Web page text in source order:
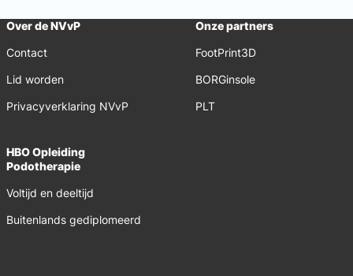
Over de NVvP
Contact
Lid worden
Privacyverklaring NVvP
Onze partners
FootPrint3D
BORGinsole
PLT
HBO Opleiding
Podotherapie
Voltijd en deeltijd
Buitenlands gediplomeerd